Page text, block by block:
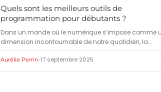
Quels sont les meilleurs outils de
programmation pour débutants ?
Dans un monde où le numérique s’impose comme
dimension incontournable de notre quotidien, la…
Aurélie Perrin•17 septembre 2025